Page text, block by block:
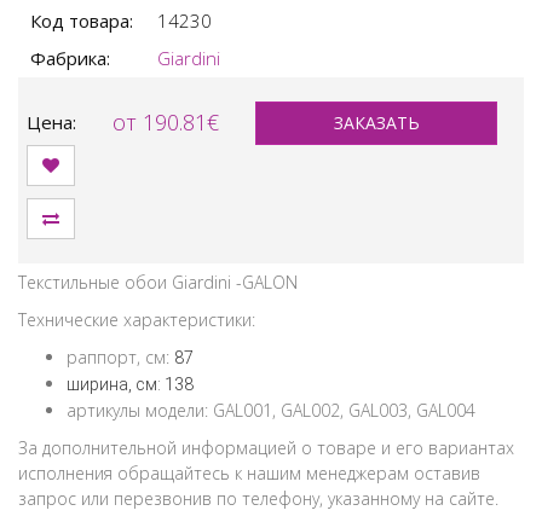
Код товара:
14230
Фабрика:
Giardini
Цена: от 190.81€ ЗАКАЗАТЬ
Текстильные обои Giardini -GALON
Технические характеристики:
раппорт, см: 87
ширина, см: 138
артикулы модели: GAL001, GAL002, GAL003, GAL004
За дополнительной информацией о товаре и его вариантах
исполнения обращайтесь к нашим менеджерам оставив
запрос или перезвонив по телефону, указанному на сайте.